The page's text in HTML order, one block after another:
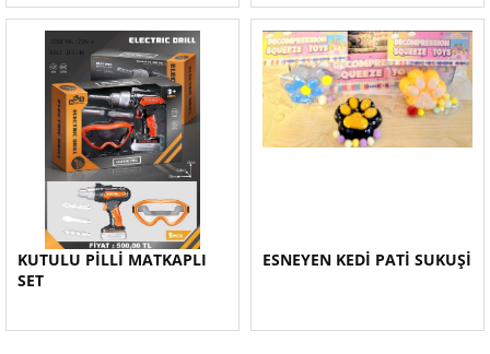
KUTULU PİLLİ MATKAPLI
SET
ESNEYEN KEDİ PATİ SUKUŞİ